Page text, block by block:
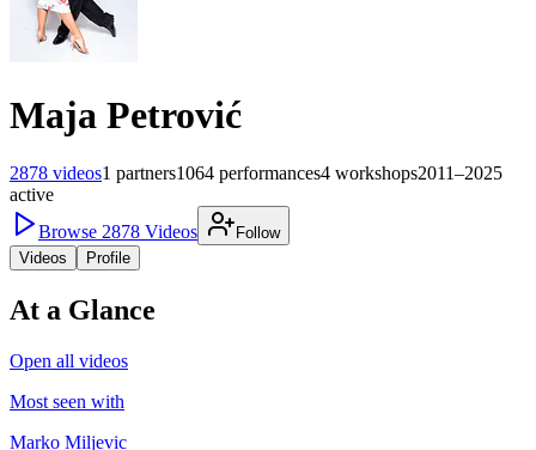
Maja Petrović
2878 videos1 partners1064 performances4 workshops2011–2025
active
Browse 2878 Videos
Follow
Videos
Profile
At a Glance
Open all videos
Most seen with
Marko Miljevic